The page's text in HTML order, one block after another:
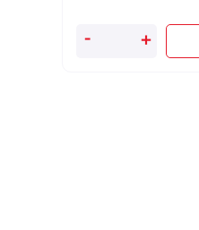
Estojo
- +